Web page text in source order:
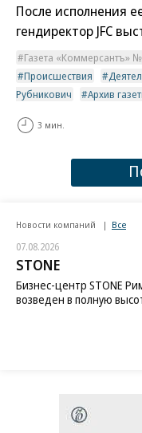
После исполнения
гендиректор JFC
Газета «Коммерсантъ»
Происшествия
Рубникович
Архив
3 мин.
Новости компаний Все
07.08.2026
STONE
Бизнес-центр STONE
возведен в полную